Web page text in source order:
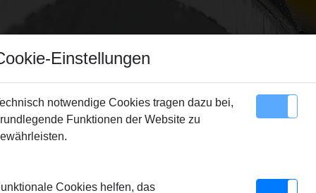
Produktion – Garant für die REMS Qualitätsprodukte.
Einstellungen
notwendige Cookies tragen dazu bei,
Funktionen der Website zu
Cookies helfen, das